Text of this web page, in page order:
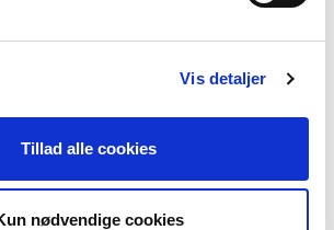
Vis detaljer
Tillad alle cookies
nødvendige cookies
kommunen behovet for